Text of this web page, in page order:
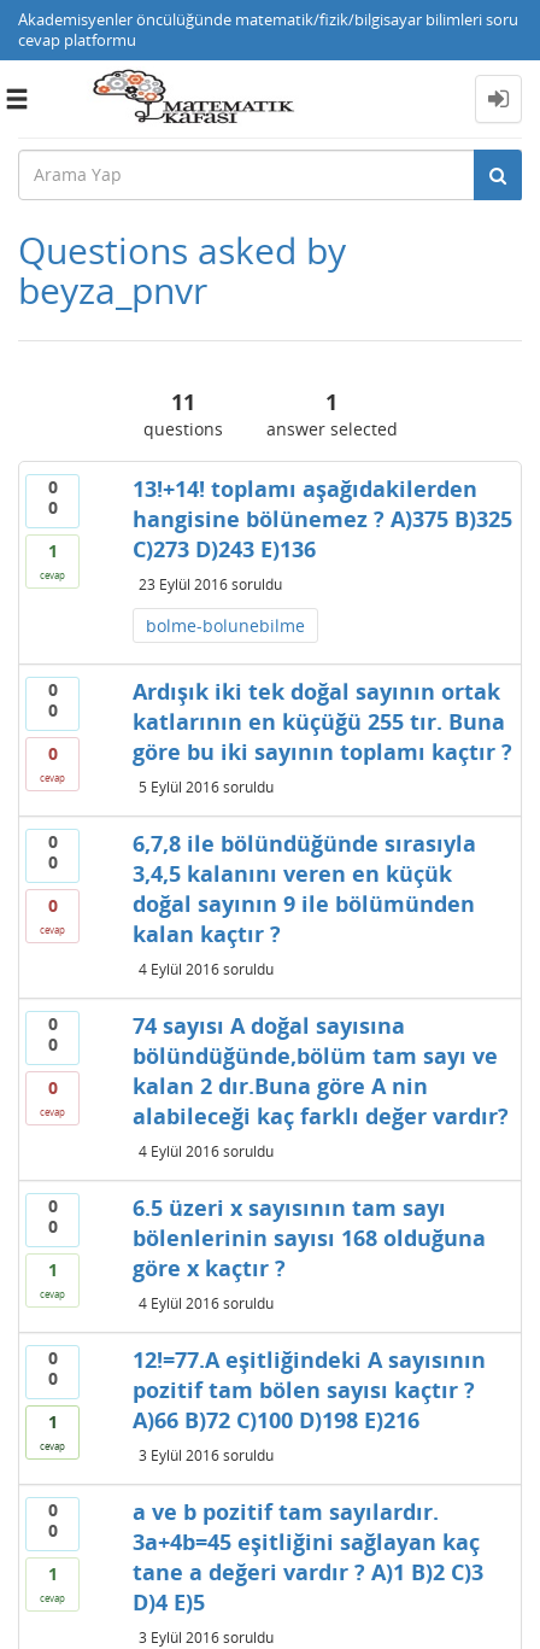
Akademisyenler öncülüğünde matematik/fizik/bilgisayar bilimleri soru
cevap platformu
Toggle
Questions asked by
beyza_pnvr
11
questions
1
answer selected
0
0
1
cevap
13!+14! toplamı aşağıdakilerden
hangisine bölünemez ? A)375 B)325
C)273 D)243 E)136
23 Eylül 2016 soruldu
bolme-bolunebilme
0
0
0
cevap
Ardışık iki tek doğal sayının ortak
katlarının en küçüğü 255 tır. Buna
göre bu iki sayının toplamı kaçtır ?
5 Eylül 2016 soruldu
0
0
0
cevap
6,7,8 ile bölündüğünde sırasıyla
3,4,5 kalanını veren en küçük
doğal sayının 9 ile bölümünden
kalan kaçtır ?
4 Eylül 2016 soruldu
0
0
0
cevap
74 sayısı A doğal sayısına
bölündüğünde,bölüm tam sayı ve
kalan 2 dır.Buna göre A nin
alabileceği kaç farklı değer vardır?
4 Eylül 2016 soruldu
0
0
1
cevap
6.5 üzeri x sayısının tam sayı
bölenlerinin sayısı 168 olduğuna
göre x kaçtır ?
4 Eylül 2016 soruldu
0
0
1
cevap
12!=77.A eşitliğindeki A sayısının
pozitif tam bölen sayısı kaçtır ?
A)66 B)72 C)100 D)198 E)216
3 Eylül 2016 soruldu
0
0
1
cevap
a ve b pozitif tam sayılardır.
3a+4b=45 eşitliğini sağlayan kaç
tane a değeri vardır ? A)1 B)2 C)3
D)4 E)5
3 Eylül 2016 soruldu